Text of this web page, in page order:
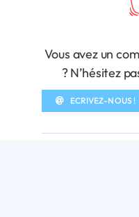
Vous avez un
? N’hésitez
ECRIVEZ-NOUS !